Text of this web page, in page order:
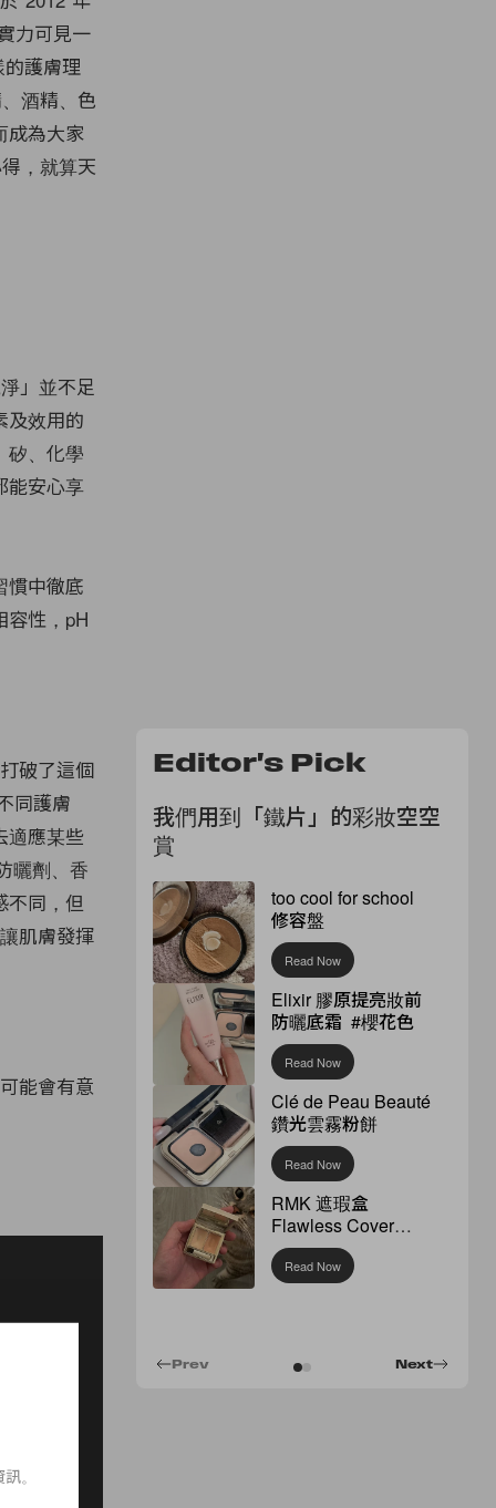
力可見一
護膚理
酒精、色
成為大家
，就算天
」並不足
及效用的
矽、化學
能安心享
慣中徹底
容性，pH
破了這個
同護膚
適應某些
曬劑、香
不同，但
肌膚發揮
能會有意
Editor's Pick
我們用到「鐵片」的彩妝空空
賞
too cool for school
修容盤
Read Now
Elixir 膠原提亮妝前
防曬底霜 #櫻花色
Read Now
Clé de Peau Beauté
鑽光雲霧粉餅
Read Now
RMK 遮瑕盒
Flawless Cover
Concealer
Read Now
Next
Prev
。